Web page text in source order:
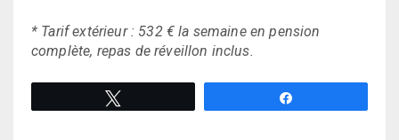
* Tarif extérieur : 532 € la semaine en pension
complète, repas de réveillon inclus.